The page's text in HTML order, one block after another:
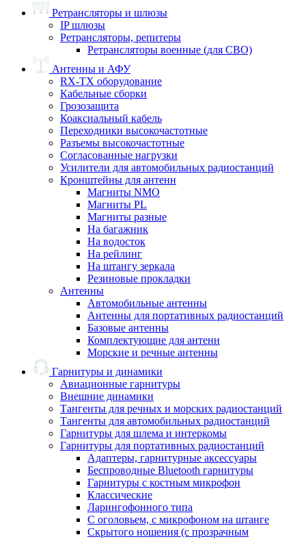
Ретрансляторы и шлюзы
IP шлюзы
Ретрансляторы, репитеры
Ретрансляторы военные (для СВО)
Антенны и АФУ
RX-TX оборудование
Кабельные сборки
Грозозащита
Коаксиальный кабель
Переходники высокочастотные
Разъемы высокочастотные
Согласованные нагрузки
Усилители для автомобильных радиостанций
Кронштейны для антенн
Магниты NMO
Магниты PL
Магниты разные
На багажник
На водосток
На рейлинг
На штангу зеркала
Резиновые прокладки
Антенны
Автомобильные антенны
Антенны для портативных радиостанций
Базовые антенны
Комплектующие для антенн
Морские и речные антенны
Гарнитуры и динамики
Авиационные гарнитуры
Внешние динамики
Тангенты для речных и морских радиостанций
Тангенты для автомобильных радиостанций
Гарнитуры для шлема и интеркомы
Гарнитуры для портативных радиостанций
Адаптеры, гарнитурные аксессуары
Беспроводные Bluetooth гарнитуры
Гарнитуры с костным микрофон
Классические
Ларингофонного типа
С оголовьем, с микрофоном на штанге
Скрытого ношения (с прозрачным